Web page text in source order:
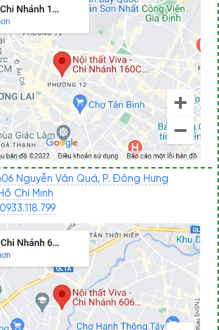
Nguyễn Văn Quá, P. Đông Hưng
Chí Minh
0933.118.799